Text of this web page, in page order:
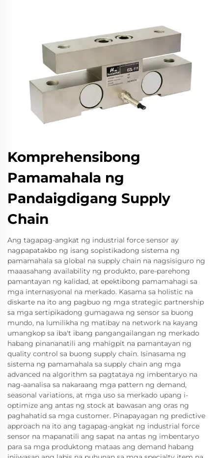
Komprehensibong
Pamamahala ng
Pandaigdigang Supply
Chain
Ang tagapag-angkat ng industrial force sensor ay
nagpapatakbo ng isang sopistikadong sistema ng
pamamahala sa global na supply chain na nagsisiguro ng
maaasahang availability ng produkto, pare-parehong
pamantayan ng kalidad, at epektibong pamamahagi sa
mga internasyonal na merkado. Kasama sa holistic na
diskarte na ito ang pagbuo ng mga strategic partnership
sa mga sertipikadong gumagawa ng sensor sa buong
mundo, na lumilikha ng matibay na network na kayang
umangkop sa iba't ibang pangangailangan ng merkado
habang pinananatili ang mahigpit na pamantayan ng
quality control sa buong supply chain. Isinasama ng
sistema ng pamamahala sa supply chain ang mga
advanced na algorithm sa pagtataya ng imbentaryo na
nag-aanalisa sa nakaraang mga pattern ng demand,
seasonal variations, at mga uso sa merkado upang i-
optimize ang antas ng stock at bawasan ang oras ng
paghahatid sa mga customer. Pinapayagan ng predictive
approach na ito ang tagapag-angkat ng industrial force
sensor na mapanatili ang sapat na antas ng imbentaryo
para sa mga produktong mataas ang demand habang